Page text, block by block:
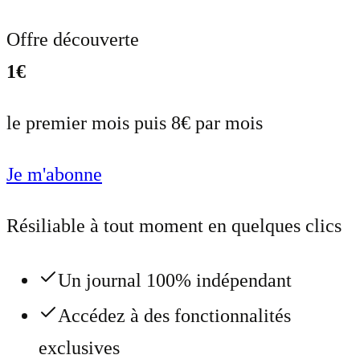
Offre découverte
1€
le premier mois puis 8€ par mois
Je m'abonne
Résiliable à tout moment en quelques clics
Un journal 100% indépendant
Accédez à des fonctionnalités
exclusives